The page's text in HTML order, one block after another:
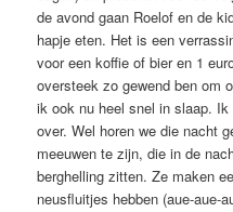
de avond gaan Roelof en de
hapje eten. Het is een
voor een koffie of bier en 1
oversteek zo gewend ben om
ik ook nu heel snel in slaap.
over. Wel horen we die nacht
meeuwen te zijn, die in de
berghelling zitten. Ze maken
neusfluitjes hebben (aue-aue-